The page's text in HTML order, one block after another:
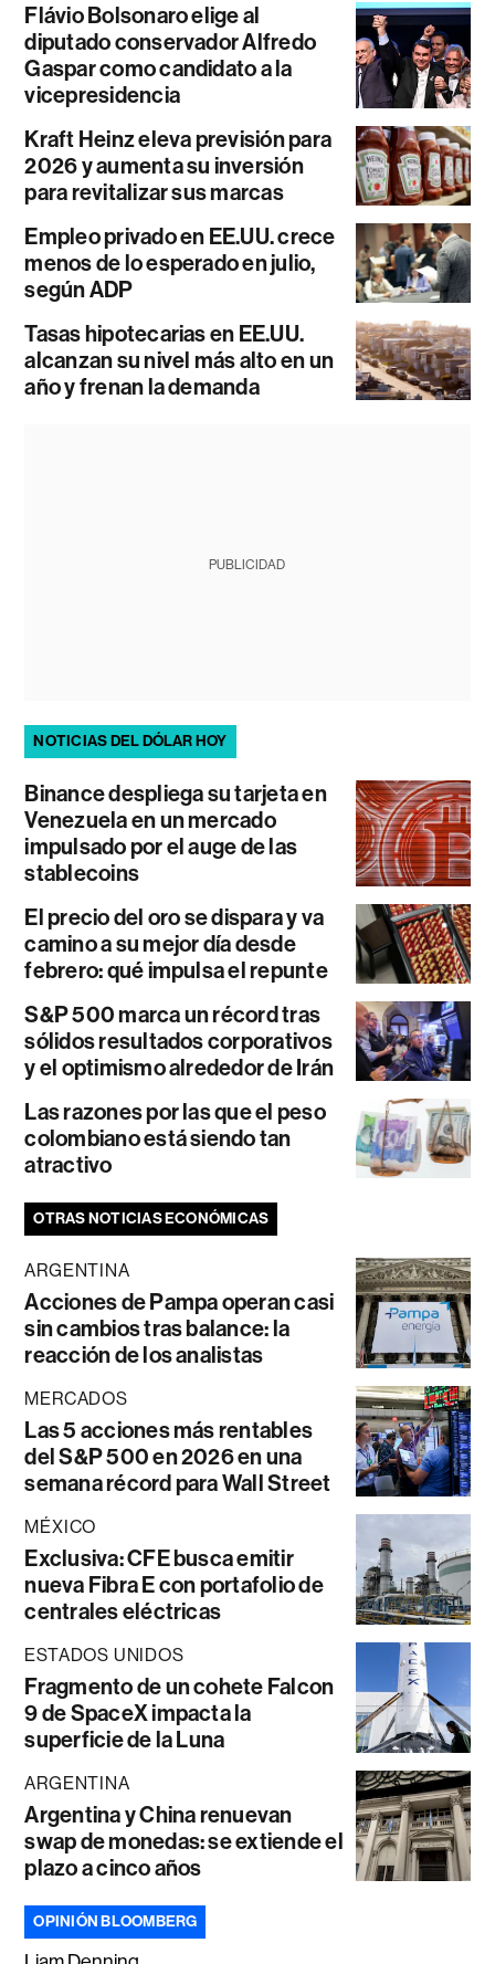
Flávio Bolsonaro elige al
diputado conservador Alfredo
Gaspar como candidato a la
vicepresidencia
Kraft Heinz eleva previsión para
2026 y aumenta su inversión
para revitalizar sus marcas
Empleo privado en EE.UU. crece
menos de lo esperado en julio,
según ADP
Tasas hipotecarias en EE.UU.
alcanzan su nivel más alto en un
año y frenan la demanda
PUBLICIDAD
NOTICIAS DEL DÓLAR HOY
Binance despliega su tarjeta en
Venezuela en un mercado
impulsado por el auge de las
stablecoins
El precio del oro se dispara y va
camino a su mejor día desde
febrero: qué impulsa el repunte
S&P 500 marca un récord tras
sólidos resultados corporativos
y el optimismo alrededor de Irán
Las razones por las que el peso
colombiano está siendo tan
atractivo
OTRAS NOTICIAS ECONÓMICAS
ARGENTINA
Acciones de Pampa operan casi
sin cambios tras balance: la
reacción de los analistas
MERCADOS
Las 5 acciones más rentables
del S&P 500 en 2026 en una
semana récord para Wall Street
MÉXICO
Exclusiva: CFE busca emitir
nueva Fibra E con portafolio de
centrales eléctricas
ESTADOS UNIDOS
Fragmento de un cohete Falcon
9 de SpaceX impacta la
superficie de la Luna
ARGENTINA
Argentina y China renuevan
swap de monedas: se extiende el
plazo a cinco años
OPINIÓN BLOOMBERG